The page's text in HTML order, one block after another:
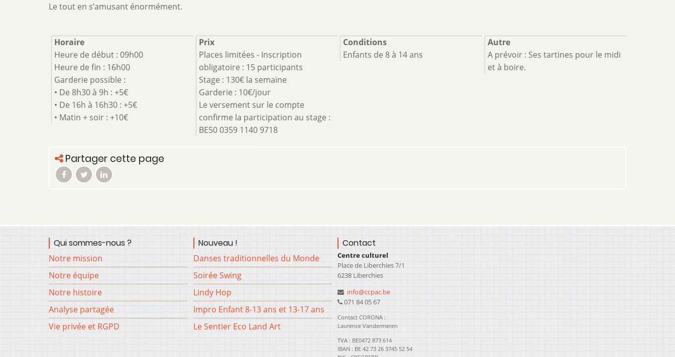
Le tout en s’amusant énormément.
Horaire
Heure de début : 09h00
Heure de fin : 16h00
Garderie possible :
• De 8h30 à 9h : +5€
• De 16h à 16h30 : +5€
• Matin + soir : +10€
Prix
Places limitées - Inscription
obligatoire : 15 participants
Stage : 130€ la semaine
Garderie : 10€/jour
Le versement sur le compte
confirme la participation au stage :
BE50 0359 1140 9718
Conditions
Enfants de 8 à 14 ans
Autre
A prévoir : Ses tartines pour le midi
et à boire.
Partager cette page
Qui sommes-nous ?
Notre mission
Notre équipe
Notre histoire
Analyse partagée
Vie privée et RGPD
Nouveau !
Danses traditionnelles du Monde
Soirée Swing
Lindy Hop
Impro Enfant 8-13 ans et 13-17 ans
Le Sentier Eco Land Art
Contact
Centre culturel
Place de Liberchies 7/1
6238 Liberchies
info@ccpac.be
071 84 05 67
Contact CORONA :
Laurence Vandermeren
TVA : BE0472 873 614
IBAN : BE 42 73 26 3745 52 54